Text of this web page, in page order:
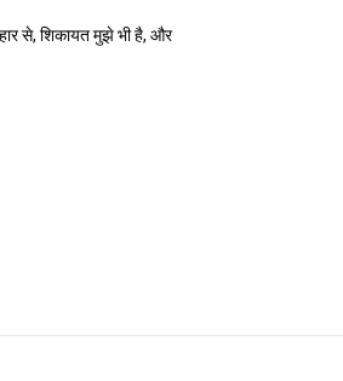
से, शिकायत मुझे भी है, और